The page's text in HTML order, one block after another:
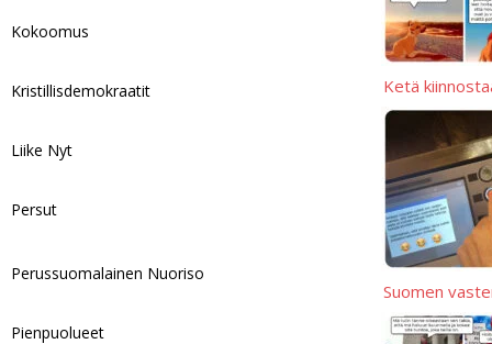
n
Ketä
Suomen
Kokoomus
Kristillisdemokraatit
Liike Nyt
Persut
Perussuomalainen Nuoriso
Pienpuolueet